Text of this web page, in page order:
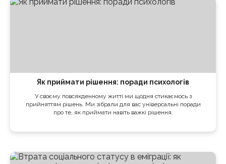
Як приймати рішення: поради психологів
У своєму повсякденному житті ми щодня стикаємось з
прийняттям рішень. Ми зібрали для вас універсальні поради
про те, як приймати навіть важкі рішення.